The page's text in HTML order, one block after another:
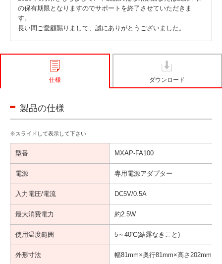
の保有期限となりますのでサポートを終了させていただきま
す。
長い間ご愛顧賜りまして、誠にありがとうございました。
仕様 ダウンロード
製品の仕様
型番 MXAP-FA100
電源 専用電源アダプター
入力電圧/電流 DC5V/0.5A
最大消費電力 約2.5W
使用温度範囲 5～40℃(結露なきこと)
外形寸法 幅81mm×奥行81mm×高さ202mm